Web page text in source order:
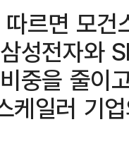
르면 모
성전자와
중을 줄이
케일러 기